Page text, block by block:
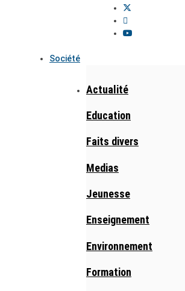
Société
Actualité
Education
Faits divers
Medias
Jeunesse
Enseignement
Environnement
Formation